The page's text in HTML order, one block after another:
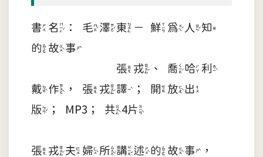
書名：毛澤東－鮮為人知
的故事
張戎、喬哈利
戴作，張戎譯；開放出
版；MP3；共4片
張戎夫婦所講述的故事，